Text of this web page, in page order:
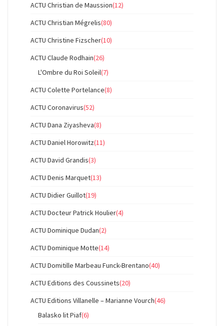
ACTU Christian de Maussion(12)
ACTU Christian Mégrelis(80)
ACTU Christine Fizscher(10)
ACTU Claude Rodhain(26)
L'Ombre du Roi Soleil(7)
ACTU Colette Portelance(8)
ACTU Coronavirus(52)
ACTU Dana Ziyasheva(8)
ACTU Daniel Horowitz(11)
ACTU David Grandis(3)
ACTU Denis Marquet(13)
ACTU Didier Guillot(19)
ACTU Docteur Patrick Houlier(4)
ACTU Dominique Dudan(2)
ACTU Dominique Motte(14)
ACTU Domitille Marbeau Funck-Brentano(40)
ACTU Editions des Coussinets(20)
ACTU Editions Villanelle – Marianne Vourch(46)
Balasko lit Piaf(6)